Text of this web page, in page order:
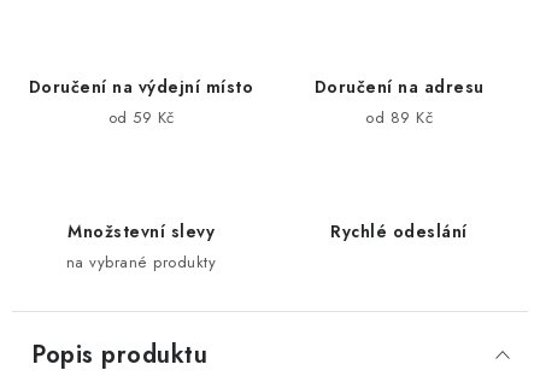
Doručení na výdejní místo
od 59 Kč
Doručení na adresu
od 89 Kč
Množstevní slevy
na vybrané produkty
Rychlé odeslání
Popis produktu